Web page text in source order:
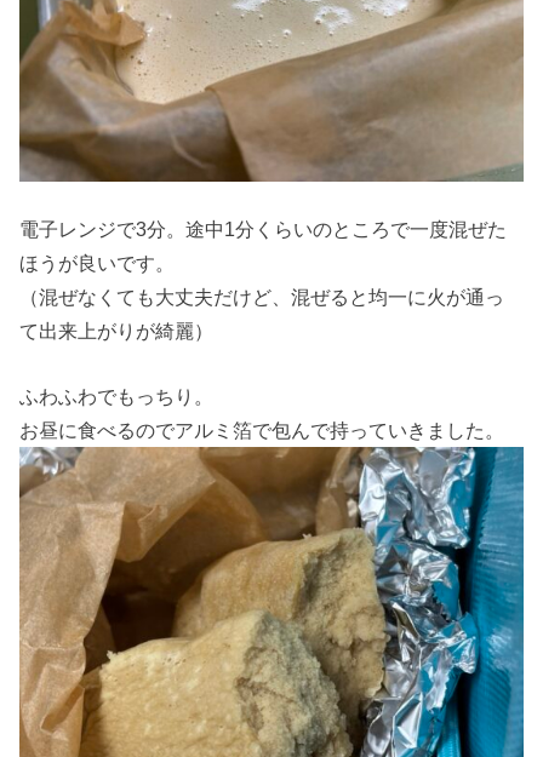
電子レンジで3分。途中1分くらいのところで一度混ぜた
ほうが良いです。
（混ぜなくても大丈夫だけど、混ぜると均一に火が通っ
て出来上がりが綺麗）
ふわふわでもっちり。
お昼に食べるのでアルミ箔で包んで持っていきました。